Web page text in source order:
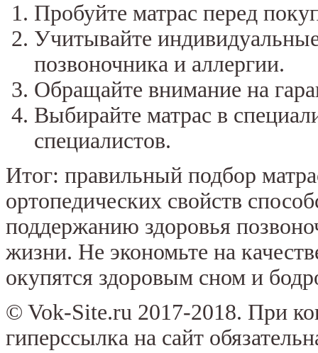
Пробуйте матрас перед
Учитывайте
позвоночника и аллергии.
Обращайте внимание на
Выбирайте матрас в
специалистов.
Итог: правильный подбор
ортопедических свойств
поддержанию здоровья
жизни. Не экономьте на
окупятся здоровым сном и
© Vok-Site.ru 2017-2018. При
гиперссылка на сайт